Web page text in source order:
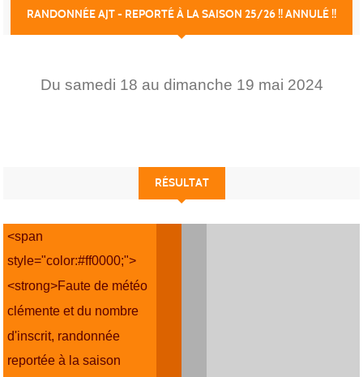
RANDONNÉE AJT - REPORTÉ À LA SAISON 25/26 !! ANNULÉ !!
Du samedi 18 au dimanche 19 mai 2024
RÉSULTAT
<span
style="color:#ff0000;">
<strong>Faute de météo
clémente et du nombre
d'inscrit, randonnée
reportée à la saison